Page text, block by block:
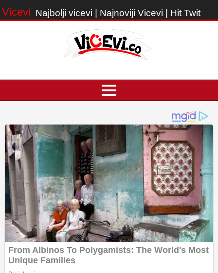
Vicevi Najbolji vicevi | Najnoviji Vicevi | Hit Twit